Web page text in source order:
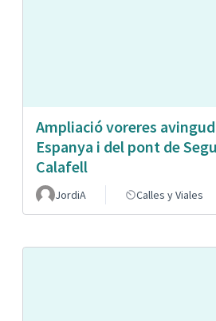
Ampliació voreres
Espanya i del pont de
Calafell
JordiA Calles y Viales